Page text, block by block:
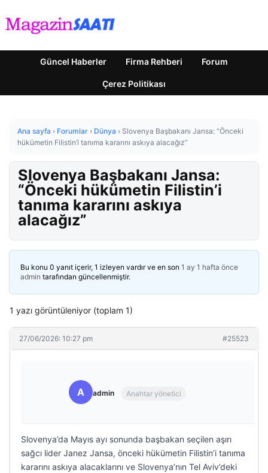
Güncel Haberler Firma Rehberi Forum
Çerez Politikası
Ana sayfa › Forumlar › Dünya › Slovenya Başbakanı Jansa: “Önceki
hükümetin Filistin’i tanıma kararını askıya alacağız”
Slovenya Başbakanı Jansa:
“Önceki hükümetin Filistin’i
tanıma kararını askıya
alacağız”
Bu konu 0 yanıt içerir, 1 izleyen vardır ve en son 1 ay 1 hafta önce
admin tarafından güncellenmiştir.
1 yazı görüntüleniyor (toplam 1)
27/06/2026: 10:27 pm #25523
A admin Anahtar yönetici
Slovenya’da Mayıs ayı sonunda başbakan seçilen aşırı
sağcı lider Janez Jansa, önceki hükümetin Filistin’i tanıma
kararını askıya alacaklarını ve Slovenya’nın Tel Aviv’deki